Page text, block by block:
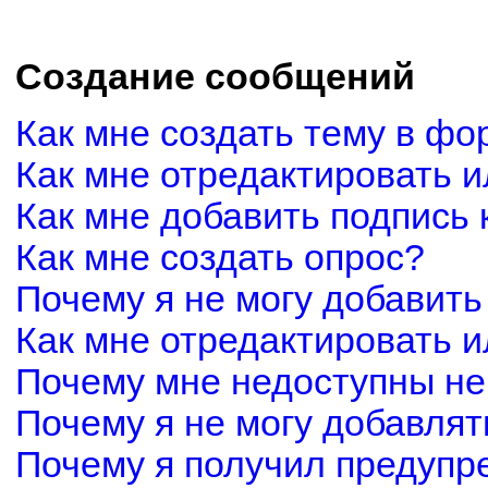
Создание сообщений
Как мне создать тему в
Как мне отредактировать
Как мне добавить
Как мне создать опрос?
Почему я не могу
Как мне отредактировать
Почему мне недоступны
Почему я не могу
Почему я получил